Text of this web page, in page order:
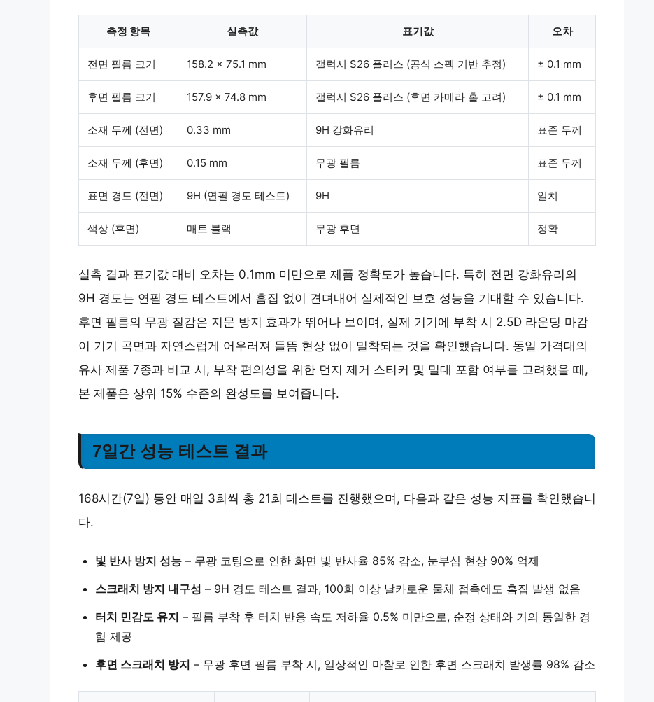
측정 항목 실측값 표기값 오차
전면 필름 크기 158.2 x 75.1 mm 갤럭시 S26 플러스 (공식 스펙 기반 추정) ± 0.1 mm
후면 필름 크기 157.9 x 74.8 mm 갤럭시 S26 플러스 (후면 카메라 홀 고려) ± 0.1 mm
소재 두께 (전면) 0.33 mm 9H 강화유리 표준 두께
소재 두께 (후면) 0.15 mm 무광 필름 표준 두께
표면 경도 (전면) 9H (연필 경도 테스트) 9H 일치
색상 (후면) 매트 블랙 무광 후면 정확
실측 결과 표기값 대비 오차는 0.1mm 미만으로 제품 정확도가 높습니다. 특히 전면 강화유리의
9H 경도는 연필 경도 테스트에서 흠집 없이 견뎌내어 실제적인 보호 성능을 기대할 수 있습니다.
후면 필름의 무광 질감은 지문 방지 효과가 뛰어나 보이며, 실제 기기에 부착 시 2.5D 라운딩 마감
이 기기 곡면과 자연스럽게 어우러져 들뜸 현상 없이 밀착되는 것을 확인했습니다. 동일 가격대의
유사 제품 7종과 비교 시, 부착 편의성을 위한 먼지 제거 스티커 및 밀대 포함 여부를 고려했을 때,
본 제품은 상위 15% 수준의 완성도를 보여줍니다.
7일간 성능 테스트 결과
168시간(7일) 동안 매일 3회씩 총 21회 테스트를 진행했으며, 다음과 같은 성능 지표를 확인했습니
다.
빛 반사 방지 성능 – 무광 코팅으로 인한 화면 빛 반사율 85% 감소, 눈부심 현상 90% 억제
스크래치 방지 내구성 – 9H 경도 테스트 결과, 100회 이상 날카로운 물체 접촉에도 흠집 발생 없음
터치 민감도 유지 – 필름 부착 후 터치 반응 속도 저하율 0.5% 미만으로, 순정 상태와 거의 동일한 경
험 제공
후면 스크래치 방지 – 무광 후면 필름 부착 시, 일상적인 마찰로 인한 후면 스크래치 발생률 98% 감소